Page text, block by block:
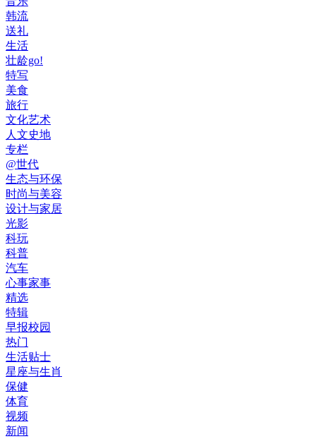
韩流
送礼
生活
壮龄go!
特写
美食
旅行
文化艺术
人文史地
专栏
@世代
生态与环保
时尚与美容
设计与家居
光影
科玩
科普
汽车
心事家事
精选
特辑
早报校园
热门
生活贴士
星座与生肖
保健
体育
视频
新闻